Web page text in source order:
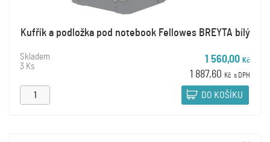
Kufřík a podložka pod notebook Fellowes BREYTA bílý
Skladem
3 Ks
1 560,00 Kč
1 887,60 Kč s DPH
DO KOŠÍKU